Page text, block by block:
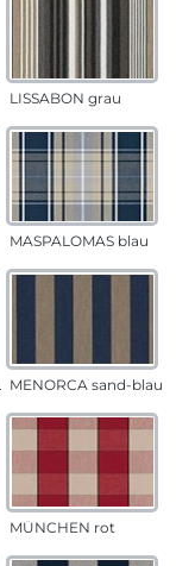
LISSABON grau
MASPALOMAS blau
MENORCA sand-blau
MÜNCHEN rot